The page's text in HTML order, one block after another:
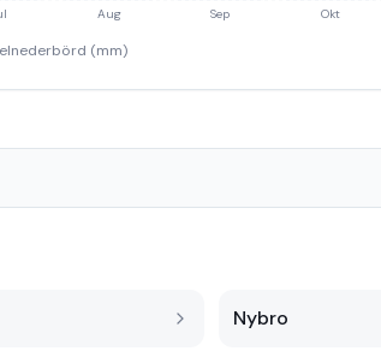
Aug Sep Okt
(mm)
Nybro